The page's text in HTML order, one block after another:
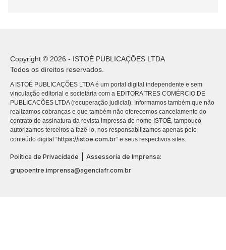
Copyright © 2026 - ISTOÉ PUBLICAÇÕES LTDA
Todos os direitos reservados.
A ISTOÉ PUBLICAÇÕES LTDA é um portal digital independente e sem
vinculação editorial e societária com a EDITORA TRES COMÉRCIO DE
PUBLICACÕES LTDA (recuperação judicial). Informamos também que não
realizamos cobranças e que também não oferecemos cancelamento do
contrato de assinatura da revista impressa de nome ISTOÉ, tampouco
autorizamos terceiros a fazê-lo, nos responsabilizamos apenas pelo
conteúdo digital “https://istoe.com.br” e seus respectivos sites.
Política de Privacidade
Assessoria de Imprensa:
grupoentre.imprensa@agenciafr.com.br